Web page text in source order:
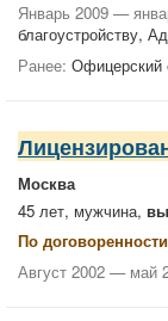
Январь 2009 —
благоустройству,
Ранее: Офицерский
Москва
45 лет, мужчина,
По договоренности
Август 2002 — май